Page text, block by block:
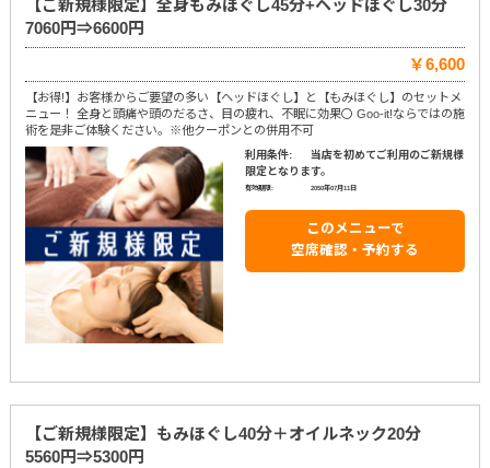
【ご新規様限定】全身もみほぐし45分+ヘッドほぐし30分
7060円⇒6600円
￥6,600
【お得!】お客様からご要望の多い【ヘッドほぐし】と【もみほぐし】のセットメ
ニュー！ 全身と頭痛や頭のだるさ、目の疲れ、不眠に効果〇 Goo-it!ならではの施
術を是非ご体験ください。※他クーポンとの併用不可
利用条件:
当店を初めてご利用のご新規様
限定となります。
有効期限: 2050年07月11日
このメニューで
空席確認・予約する
【ご新規様限定】もみほぐし40分＋オイルネック20分
5560円⇒5300円